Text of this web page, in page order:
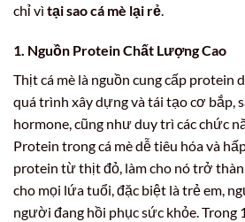
chỉ vì tại sao cá mè lại rẻ
1. Nguồn Protein Chất Lượng Cao
Thịt cá mè là nguồn cung cấp protein
quá trình xây dựng và tái tạo cơ bắp,
hormone, cũng như duy trì các chức
Protein trong cá mè dễ tiêu hóa và
protein từ thịt đỏ, làm cho nó trở
cho mọi lứa tuổi, đặc biệt là trẻ em,
người đang hồi phục sức khỏe. Trong